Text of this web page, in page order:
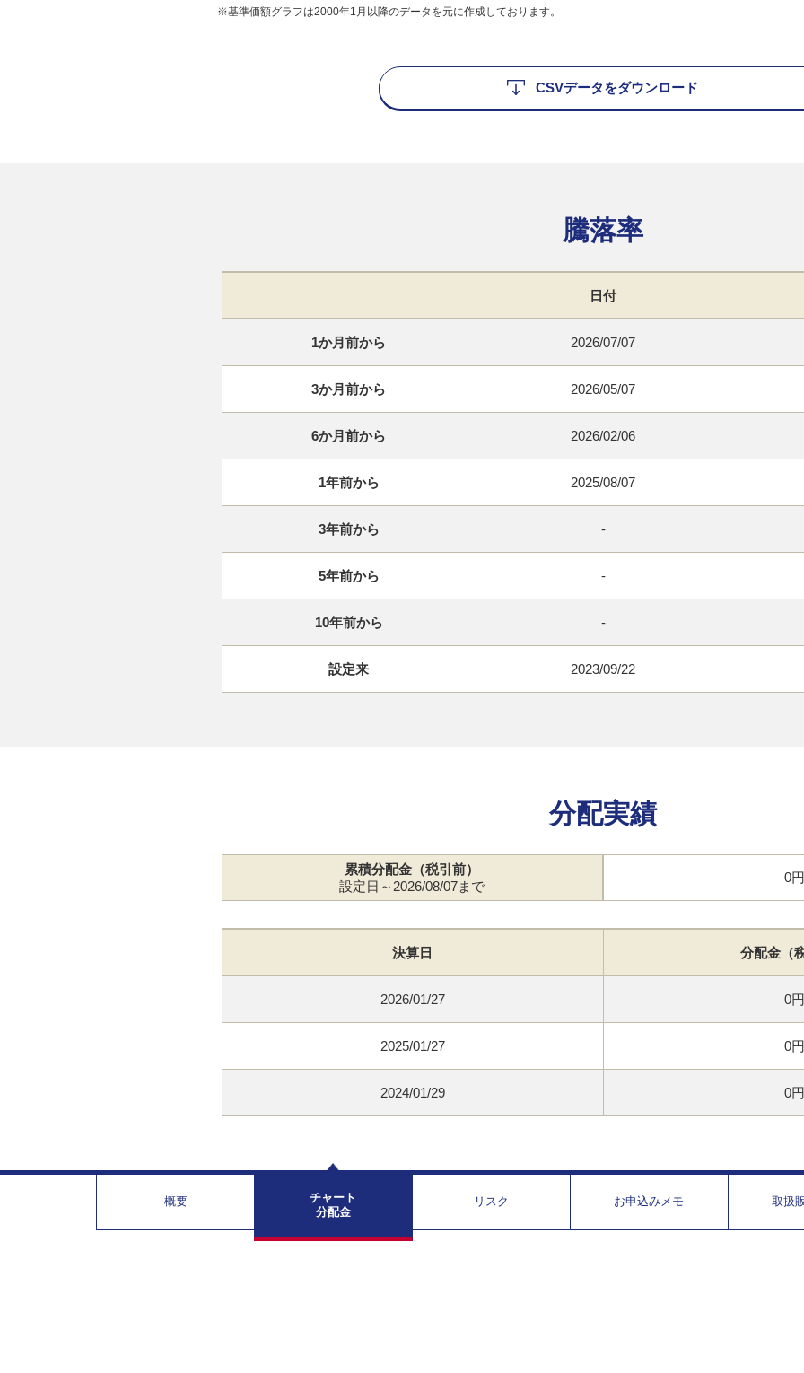
※基準価額グラフは2000年1月以降のデータを元に作成しております。
CSVデータをダウンロード
騰落率
日付
1か月前から 2026/07/07
3か月前から 2026/05/07
6か月前から 2026/02/06
1年前から 2025/08/07
3年前から -
5年前から -
10年前から -
設定来 2023/09/22
分配実績
累積分配金（税引前）
設定日～2026/08/07まで
0円
決算日 分配金（
2026/01/27 0円
2025/01/27 0円
2024/01/29 0円
概要
チャート
分配金
リスク お申込みメモ 取扱